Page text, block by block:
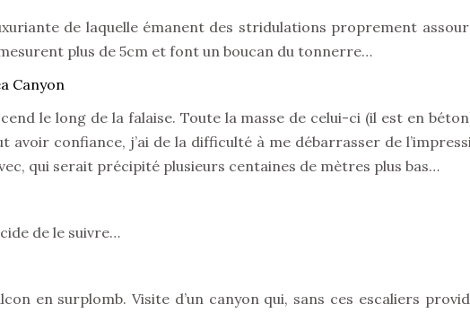
de laquelle émanent des stridulations proprement
plus de 5cm et font un boucan du tonnerre…
le long de la falaise. Toute la masse de celui-ci (il est en
confiance, j’ai de la difficulté à me débarrasser de
qui serait précipité plusieurs centaines de mètres plus bas…
de le suivre…
en surplomb. Visite d’un canyon qui, sans ces escaliers